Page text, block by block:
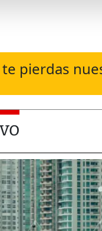
te pierdas